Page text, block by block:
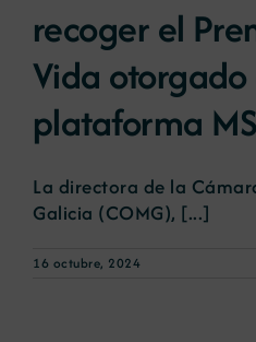
recoger el
Vida
plataforma
La directora de la
Galicia (COMG), [...]
16 octubre, 2024